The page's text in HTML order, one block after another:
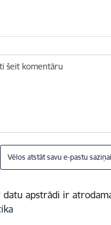
šeit komentāru
Vēlos atstāt savu e-pastu saziņai
apstrādi ir